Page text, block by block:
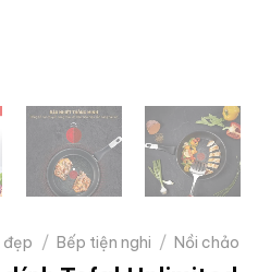
đẹp / Bếp tiện nghi / Nồi chảo